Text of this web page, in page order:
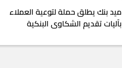
ميد بنك يطلق حملة لتوعية العملاء
بآليات تقديم الشكاوى البنكية